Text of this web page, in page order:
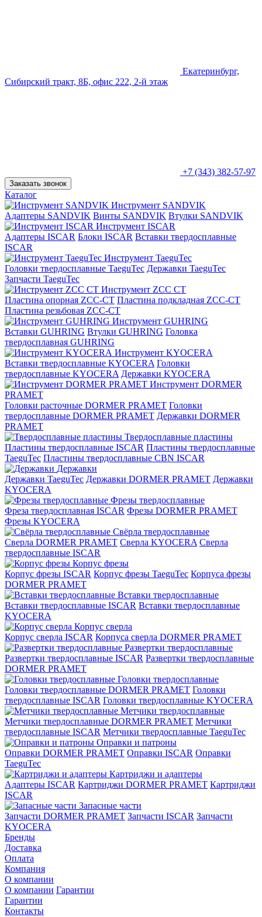
Екатеринбург,
Сибирский тракт, 8Б, офис 222, 2-й этаж
+7 (343) 382-57-97
Заказать звонок
Каталог
Инструмент SANDVIK
Адаптеры SANDVIK Винты SANDVIK Втулки SANDVIK
Инструмент ISCAR
Адаптеры ISCAR Блоки ISCAR Вставки твердосплавные
ISCAR
Инструмент TaeguTec
Головки твердосплавные TaeguTec Державки TaeguTec
Запчасти TaeguTec
Инструмент ZCС CT
Пластина опорная ZCC-CT Пластина подкладная ZCC-CT
Пластина резьбовая ZCC-CT
Инструмент GUHRING
Вставки GUHRING Втулки GUHRING Головка
твердосплавная GUHRING
Инструмент KYOCERA
Вставки твердосплавные KYOCERA Головки
твердосплавные KYOCERA Державки KYOCERA
Инструмент DORMER
PRAMET
Головки расточные DORMER PRAMET Головки
твердосплавные DORMER PRAMET Державки DORMER
PRAMET
Твердосплавные пластины
Пластины твердосплавные ISCAR Пластины твердосплавные
TaeguTec Пластины твердосплавные CBN ISCAR
Державки
Державки TaeguTec Державки DORMER PRAMET Державки
KYOCERA
Фрезы твердосплавные
Фреза твердосплавная ISCAR Фрезы DORMER PRAMET
Фрезы KYOCERA
Свёрла твердосплавные
Сверла DORMER PRAMET Сверла KYOCERA Сверла
твердосплавные ISCAR
Корпус фрезы
Корпус фрезы ISCAR Корпус фрезы TaeguTec Корпуса фрезы
DORMER PRAMET
Вставки твердосплавные
Вставки твердосплавные ISCAR Вставки твердосплавные
KYOCERA
Корпус сверла
Корпус сверла ISCAR Корпуса сверла DORMER PRAMET
Развертки твердосплавные
Развертки твердосплавные ISCAR Развертки твердосплавные
DORMER PRAMET
Головки твердосплавные
Головки твердосплавные DORMER PRAMET Головки
твердосплавные ISCAR Головки твердосплавные KYOCERA
Метчики твердосплавные
Метчики твердосплавные DORMER PRAMET Метчики
твердосплавные ISCAR Метчики твердосплавные TaeguTec
Оправки и патроны
Оправки DORMER PRAMET Оправки ISCAR Оправки
TaeguTec
Картриджи и адаптеры
Адаптеры ISCAR Картриджи DORMER PRAMET Картриджи
ISCAR
Запасные части
Запчасти DORMER PRAMET Запчасти ISCAR Запчасти
KYOCERA
Бренды
Доставка
Оплата
Компания
О компании
О компании Гарантии
Гарантии
Контакты